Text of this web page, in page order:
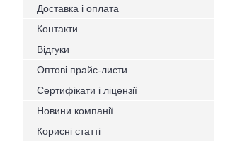
Доставка і оплата
Контакти
Відгуки
Оптові прайс-листи
Сертифікати і ліцензії
Новини компанії
Корисні статті